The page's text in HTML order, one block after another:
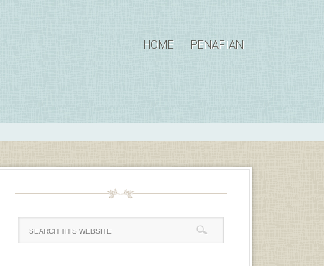
HOME PENAFIAN